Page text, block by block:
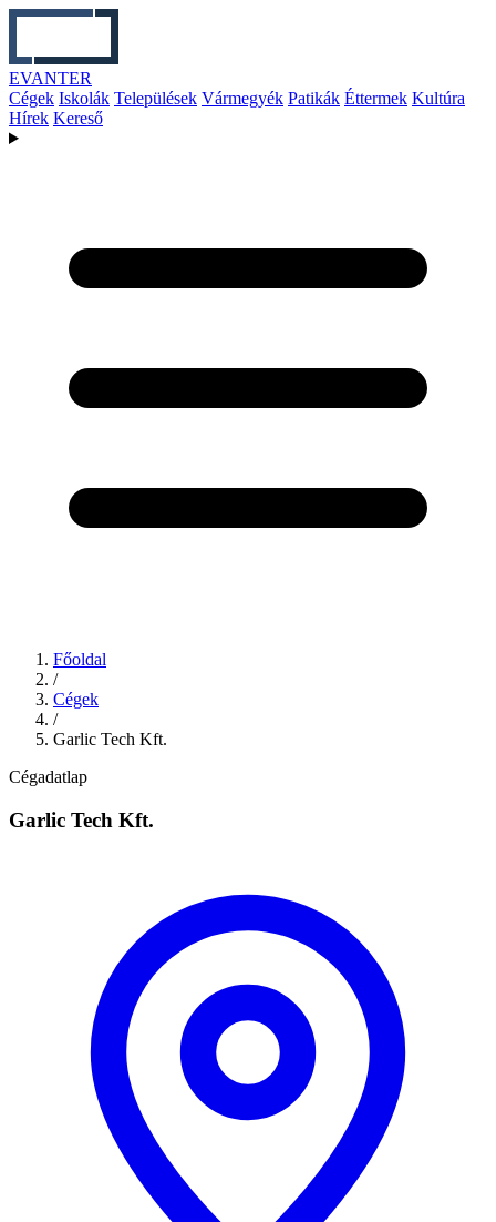
EVANTER
Cégek Iskolák Települések Vármegyék Patikák Éttermek Kultúra
Hírek Kereső
Főoldal
/
Cégek
/
Garlic Tech Kft.
Cégadatlap
Garlic Tech Kft.